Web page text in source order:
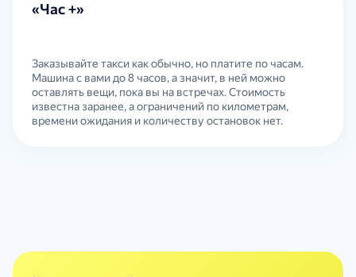
«Час +»
Заказывайте такси как обычно, но платите по часам.
Машина с вами до 8 часов, а значит, в ней можно
оставлять вещи, пока вы на встречах. Стоимость
известна заранее, а ограничений по километрам,
времени ожидания и количеству остановок нет.